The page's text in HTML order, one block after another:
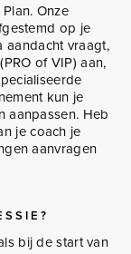
Onze
op je
aandacht vraagt,
of VIP) aan,
kun je
aanpassen. Heb
je coach je
aanvragen
bij de start van